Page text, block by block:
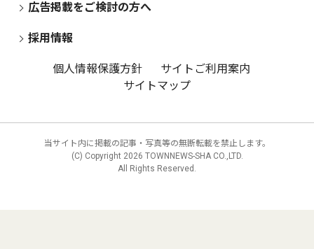
広告掲載をご検討の方へ
採用情報
個人情報保護方針
サイトご利用案内
サイトマップ
当サイト内に掲載の記事・写真等の無断転載を禁止します。
(C) Copyright 2026 TOWNNEWS-SHA CO.,LTD.
All Rights Reserved.